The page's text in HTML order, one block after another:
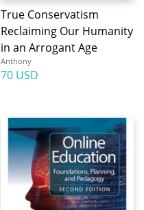
True Conservatism
Reclaiming Our Humanity
in an Arrogant Age
Anthony
70 USD